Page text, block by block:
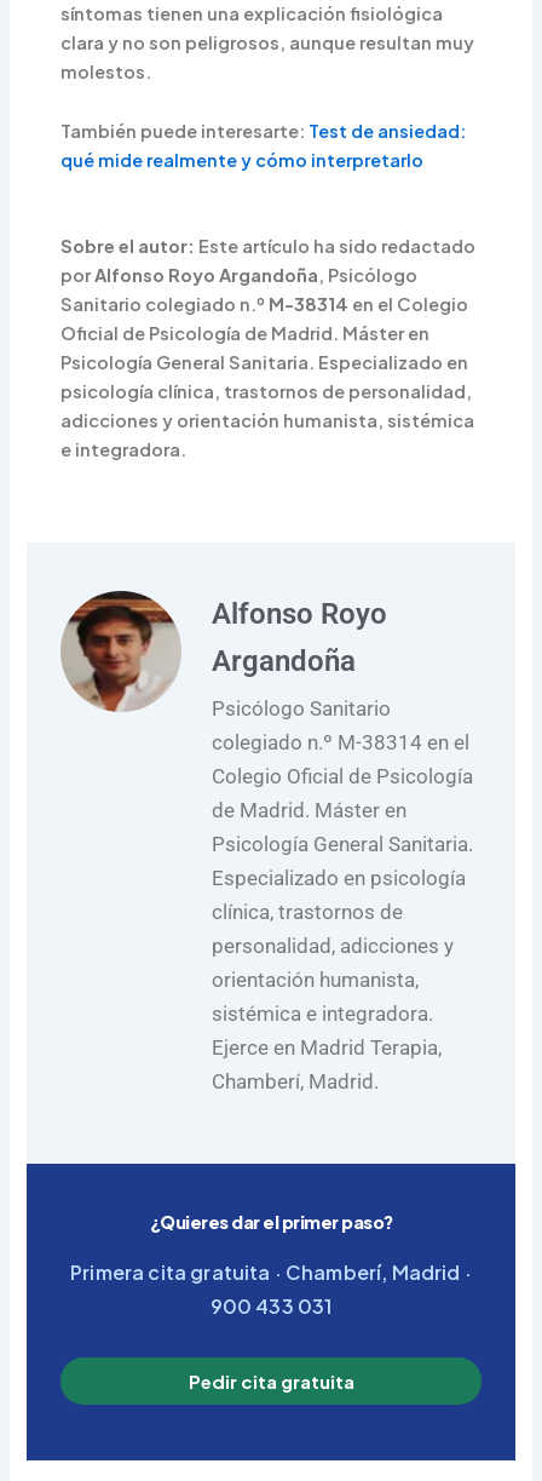
síntomas tienen una explicación fisiológica
clara y no son peligrosos, aunque resultan muy
molestos.
También puede interesarte: Test de ansiedad:
qué mide realmente y cómo interpretarlo
Sobre el autor: Este artículo ha sido redactado
porAlfonso Royo Argandoña, Psicólogo
Sanitario colegiado n.º M-38314 en el Colegio
Oficial de Psicología de Madrid. Máster en
Psicología General Sanitaria. Especializado en
psicología clínica, trastornos de personalidad,
adicciones y orientación humanista, sistémica
e integradora.
Alfonso Royo
Argandoña
Psicólogo Sanitario
colegiado n.º M-38314 en el
Colegio Oficial de Psicología
de Madrid. Máster en
Psicología General Sanitaria.
Especializado en psicología
clínica, trastornos de
personalidad, adicciones y
orientación humanista,
sistémica e integradora.
Ejerce en Madrid Terapia,
Chamberí, Madrid.
¿Quieres dar el primer paso?
Primera cita gratuita · Chamberí, Madrid ·
900 433 031
Pedir cita gratuita